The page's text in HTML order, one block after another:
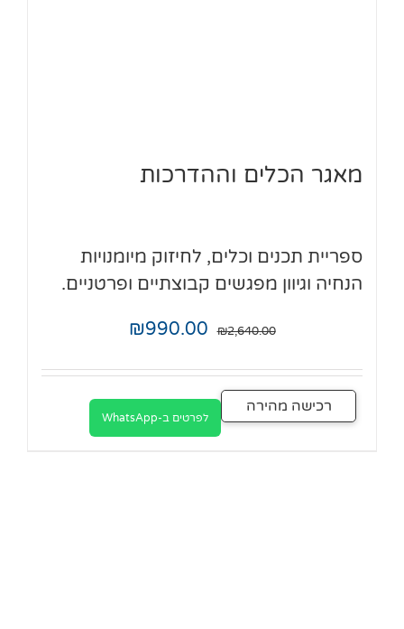
מאגר הכלים וההדרכות
ספריית תכנים וכלים, לחיזוק מיומנויות
הנחיה וגיוון מפגשים קבוצתיים ופרטניים.
₪2,640.00
₪990.00
רכישה מהירה
לפרטים ב-WhatsApp